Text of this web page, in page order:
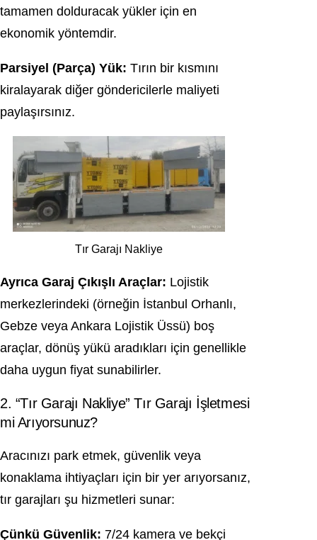
tamamen dolduracak yükler için en
ekonomik yöntemdir.
Parsiyel (Parça) Yük: Tırın bir kısmını
kiralayarak diğer göndericilerle maliyeti
paylaşırsınız.
Tır Garajı Nakliye
Ayrıca Garaj Çıkışlı Araçlar: Lojistik
merkezlerindeki (örneğin İstanbul Orhanlı,
Gebze veya Ankara Lojistik Üssü) boş
araçlar, dönüş yükü aradıkları için genellikle
daha uygun fiyat sunabilirler.
2. “Tır Garajı Nakliye” Tır Garajı İşletmesi
mi Arıyorsunuz?
Aracınızı park etmek, güvenlik veya
konaklama ihtiyaçları için bir yer arıyorsanız,
tır garajları şu hizmetleri sunar:
Çünkü Güvenlik: 7/24 kamera ve bekçi